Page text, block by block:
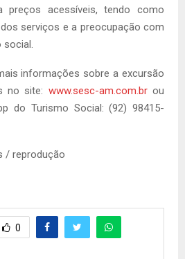
preços acessíveis, tendo como
serviços e a preocupação com
social.
informações sobre a excursão
no site: www.sesc-am.com.brou
do Turismo Social: (92) 98415-
/ reprodução
0